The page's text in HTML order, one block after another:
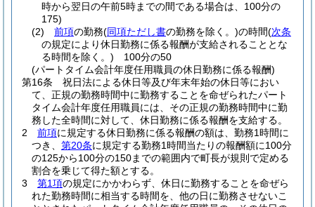
時から翌日の午前5時までの間である場合は、100分の
175)
(2)
前項の勤務(同項ただし書の勤務を除く。)の時間(次条
の規定により休日勤務に係る報酬が支給されることとな
る時間を除く。) 100分の50
(パートタイム会計年度任用職員の休日勤務に係る報酬)
第16条
祝日法による休日等及び年末年始の休日等におい
て、正規の勤務時間中に勤務することを命ぜられたパート
タイム会計年度任用職員には、その正規の勤務時間中に勤
務した全時間に対して、休日勤務に係る報酬を支給する。
2
前項に規定する休日勤務に係る報酬の額は、勤務1時間に
つき、 第20条に規定する勤務1時間当たりの報酬額に100分
の125から100分の150までの範囲内で町長が規則で定める
割合を乗じて得た額とする。
3
第1項の規定にかかわらず、休日に勤務することを命ぜら
れた勤務時間に相当する時間を、他の日に勤務させないこ